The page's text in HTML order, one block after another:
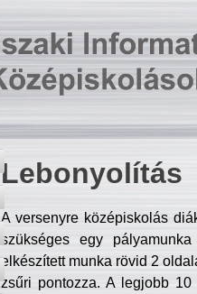
Lebonyolítás
A versenyre középiskolás
szükséges egy
elkészített munka rövid 2
zsűri pontozza. A legjobb